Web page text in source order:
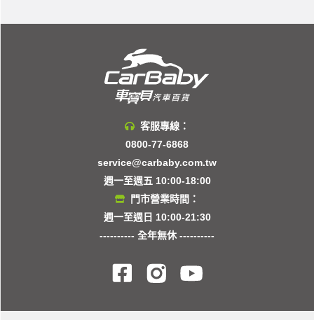
客服專線：
0800-77-6868
service@carbaby.com.tw
週一至週五 10:00-18:00
門市營業時間：
週一至週日 10:00-21:30
---------- 全年無休 ----------